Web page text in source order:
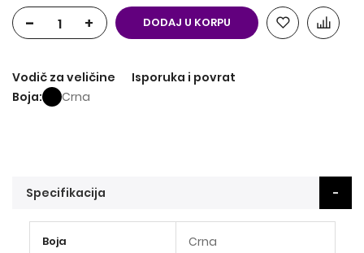
- + DODAJ U KORPU
Vodič za veličine
Isporuka i povrat
Boja
Crna
Specifikacija
Boja Crna